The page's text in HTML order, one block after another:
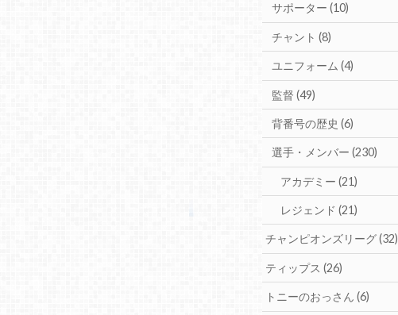
サポーター (10)
チャント (8)
ユニフォーム (4)
監督 (49)
背番号の歴史 (6)
選手・メンバー (230)
アカデミー(21)
レジェンド(21)
チャンピオンズリーグ(32)
ティップス(26)
トニーのおっさん(6)